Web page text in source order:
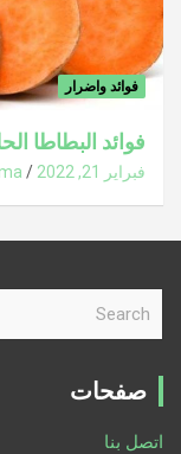
فوائد واضرار
فوائد البطاطا
فبراير 21, 2022
r
صفحات
اتصل بنا